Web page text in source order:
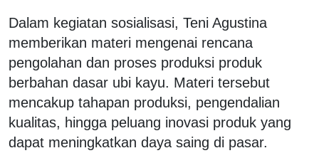
Dalam kegiatan sosialisasi, Teni Agustina
memberikan materi mengenai rencana
pengolahan dan proses produksi produk
berbahan dasar ubi kayu. Materi tersebut
mencakup tahapan produksi, pengendalian
kualitas, hingga peluang inovasi produk yang
dapat meningkatkan daya saing di pasar.